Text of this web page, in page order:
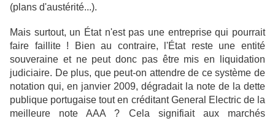
(plans d'austérité...).
Mais surtout, un État n'est pas une entreprise qui pourrait
faire faillite !
Bien au contraire, l'État reste une entité
souveraine et ne peut donc pas être mis en liquidation
judiciaire. De plus, que peut-on attendre de ce système de
notation qui, en janvier 2009, dégradait la note de la dette
publique portugaise tout en créditant General Electric de la
meilleure note AAA ? Cela signifiait aux marchés